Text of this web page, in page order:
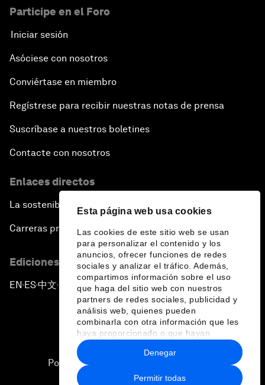
Esta página web usa cookies
Las cookies de este sitio web se usan
para personalizar el contenido y los
anuncios, ofrecer funciones de redes
sociales y analizar el tráfico. Además,
compartimos información sobre el uso
que haga del sitio web con nuestros
partners de redes sociales, publicidad y
análisis web, quienes pueden
combinarla con otra información que les
haya proporcionado o que hayan
recopilado a partir del uso que haya
hecho de sus servicios.
Permitir todas
Denegar
Participe en el Foro
Iniciar sesión
Asóciese con nosotros
Conviértase en miembro
Regístrese para recibir nuestras notas de prensa
Suscríbase a nuestros boletines
Contacte con nosotros
Enlaces directos
La sostenibilidad en el Foro
Carreras profesionales
Ediciones en otros idiomas
EN ▪ES▪中文▪ 日本語
Política de privacidad y normas de uso